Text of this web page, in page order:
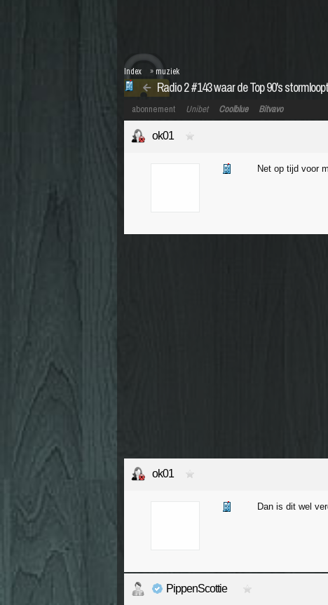
Radio 2 #143 waar de Top 90's stormloopt
Index » muziek
abonnement Unibet Coolblue Bitvavo
ok01
Net op tijd voor
ok01
Dan is dit wel
PippenScottie